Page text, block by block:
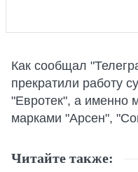
Как сообщал
прекратили работу
"Евротек", а именно
марками "Арсен",
Читайте также: